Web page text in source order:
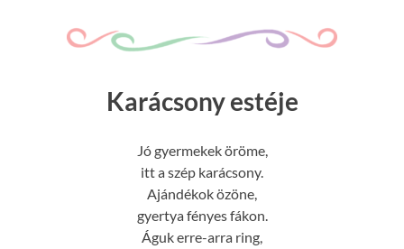
Karácsony estéje
Jó gyermekek öröme,
itt a szép karácsony.
Ajándékok özöne,
gyertya fényes fákon.
Águk erre-arra ring,